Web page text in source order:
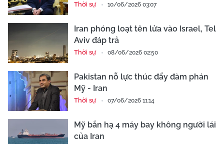
Thời sự 10/06/2026 03:07
Iran phóng loạt tên lửa vào Israel, Tel
Aviv đáp trả
Thời sự 08/06/2026 02:50
Pakistan nỗ lực thúc đẩy đàm phán
Mỹ - Iran
Thời sự 07/06/2026 11:14
Mỹ bắn hạ 4 máy bay không người lái
của Iran